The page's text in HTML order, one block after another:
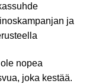
ja
nopea
joka kestää.